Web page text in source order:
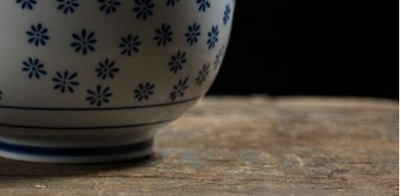
Многообразие дизайнерских решений делает посуду TOKYO
DESIGN универсальной, но в то же время уникальной, что
так ценится обладателями хорошего вкуса и любителями
большого выбора.
Материал: фарфор.
Цвет: blue/white.
Вес
0.292 кг
Объем
550 мл
Диаметр
12.7 см
Материал фарфор
Цвет
blue/white